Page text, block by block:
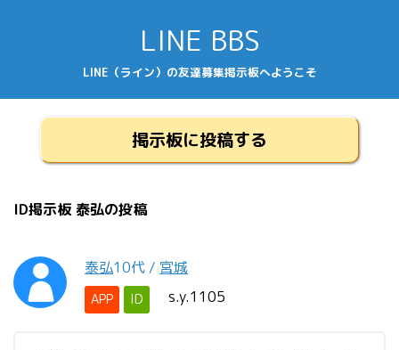
LINE BBS
LINE（ライン）の友達募集掲示板へようこそ
掲示板に投稿する
ID掲示板 泰弘の投稿
泰弘10代 / 宮城
APP ID s.y.1105